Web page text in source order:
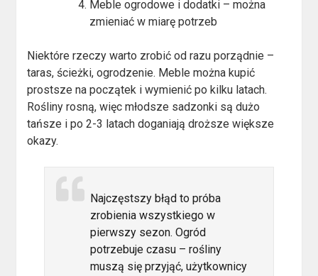
Meble ogrodowe i dodatki – można
zmieniać w miarę potrzeb
Niektóre rzeczy warto zrobić od razu porządnie –
taras, ścieżki, ogrodzenie. Meble można kupić
prostsze na początek i wymienić po kilku latach.
Rośliny rosną, więc młodsze sadzonki są dużo
tańsze i po 2-3 latach doganiają droższe większe
okazy.
Najczęstszy błąd to próba
zrobienia wszystkiego w
pierwszy sezon. Ogród
potrzebuje czasu – rośliny
muszą się przyjąć, użytkownicy